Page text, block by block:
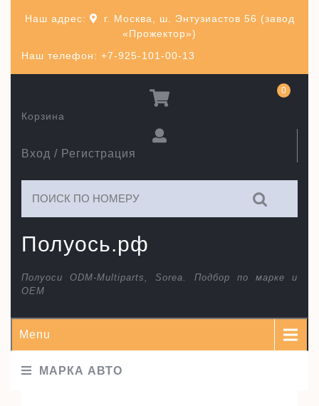
Наш телефон: +7-925-101-00-13
Наш адрес:
г. Москва, ш. Энтузиастов 56 (завод
«Прожектор»)
Полуось.рф
Полуоси ODM-Multiparts, Sorea. Подбор по марке и
ОЕМ
Вход / Регистрация
Корзина
0
Menu
МАРКА АВТО